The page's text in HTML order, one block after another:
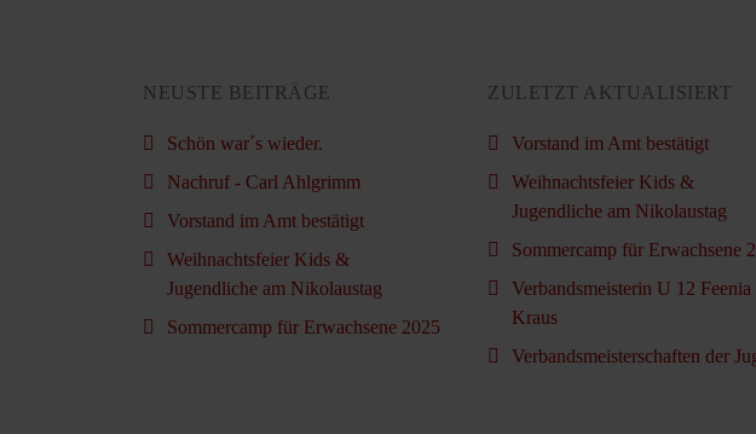
NEUSTE BEITRÄGE
Schön war´s wieder.
Nachruf - Carl Ahlgrimm
Vorstand im Amt bestätigt
Weihnachtsfeier Kids &
Jugendliche am Nikolaustag
Sommercamp für Erwachsene 2025
ZULETZT AKTUALISIERT
Vorstand im Amt bestätigt
Weihnachtsfeier Kids &
Jugendliche am Nikolaustag
Sommercamp für Erwachsene
Verbandsmeisterin U 12 Feenia
Kraus
Verbandsmeisterschaften der